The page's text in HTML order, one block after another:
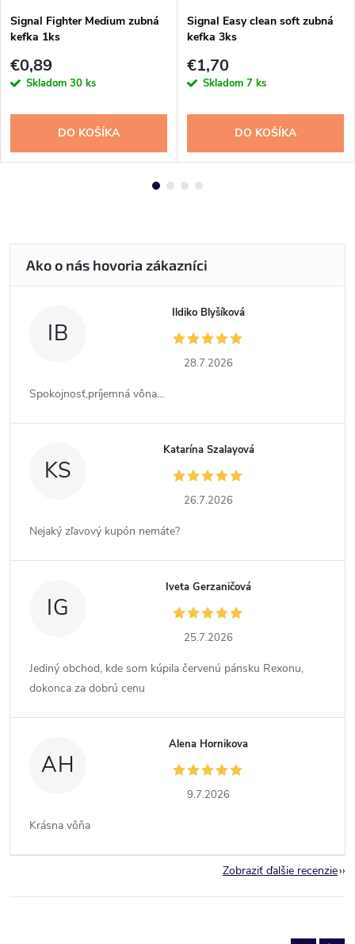
Signal Fighter Medium zubná
kefka 1ks
€0,89
Skladom 30 ks
DO KOŠÍKA
Signal Easy clean soft zubná
kefka 3ks
€1,70
Skladom 7 ks
DO KOŠÍKA
IB
Ildiko Blyšíková
28.7.2026
Spokojnosť,príjemná vôna...
KS
Katarína Szalayová
26.7.2026
Nejaký zľavový kupón nemáte?
IG
Iveta Gerzaničová
25.7.2026
Jediný obchod, kde som kúpila červenú pánsku Rexonu,
dokonca za dobrú cenu
AH
Alena Hornikova
9.7.2026
Krásna vôňa
Zobraziť ďalšie recenzie